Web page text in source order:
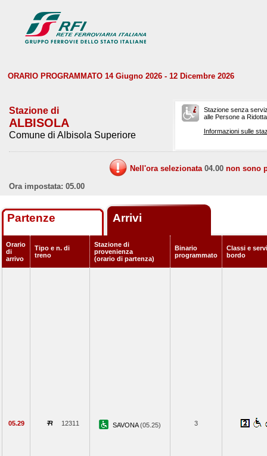
ORARIO PROGRAMMATO 14 Giugno 2026 - 12 Dicembre 2026
Stazione di
ALBISOLA
Comune di Albisola Superiore
Stazione senza
alle Persone a
Informazioni sulle
Nell'ora selezionata 04.00 non sono
Ora impostata: 05.00
Partenze Arrivi
Orario
di
arrivo
Tipo e n. di
treno
Stazione di
provenienza
(orario di partenza)
Binario
programmato
Classi e
bordo
05.29 12311 SAVONA(05.25) 3